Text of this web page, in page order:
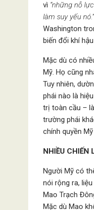
vì “những nỗ
làm suy yếu nó.”
Washington
biến đổi khí
Mặc dù có
Mỹ. Họ cũng
Tuy nhiên,
phái nào là
trị toàn cầu –
trường phái
chính quyền
NHIỀU CHIẾN
Người Mỹ có
nói rộng ra,
Mao Trạch
Mặc dù Mao